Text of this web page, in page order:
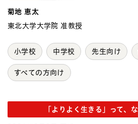
菊地 恵太
東北大学大学院 准教授
小学校 中学校 先生向け
すべての方向け
「よりよく生きる」って、